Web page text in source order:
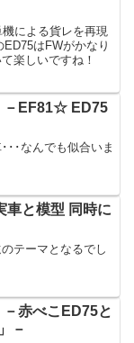
による貨レを再現
はFWがかなり
楽しいですね！
EF81☆ ED75
･･なんでも似合いま
と模型 同時に
テーマとなるでし
赤べこED75と
－